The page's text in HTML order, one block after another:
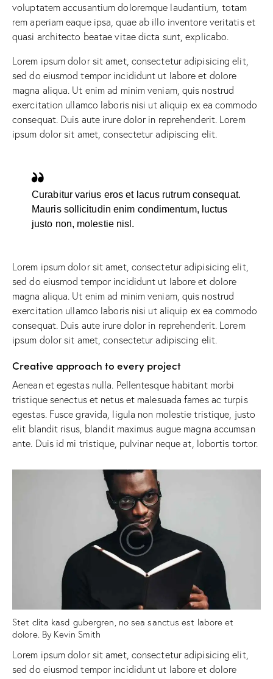
voluptatem accusantium doloremque laudantium, totam
rem aperiam eaque ipsa, quae ab illo inventore veritatis et
quasi architecto beatae vitae dicta sunt, explicabo.
Lorem ipsum dolor sit amet, consectetur adipisicing elit,
sed do eiusmod tempor incididunt ut labore et dolore
magna aliqua. Ut enim ad minim veniam, quis nostrud
exercitation ullamco laboris nisi ut aliquip ex ea commodo
consequat. Duis aute irure dolor in reprehenderit. Lorem
ipsum dolor sit amet, consectetur adipiscing elit.
Curabitur varius eros et lacus rutrum consequat.
Mauris sollicitudin enim condimentum, luctus
justo non, molestie nisl.
Lorem ipsum dolor sit amet, consectetur adipisicing elit,
sed do eiusmod tempor incididunt ut labore et dolore
magna aliqua. Ut enim ad minim veniam, quis nostrud
exercitation ullamco laboris nisi ut aliquip ex ea commodo
consequat. Duis aute irure dolor in reprehenderit. Lorem
ipsum dolor sit amet, consectetur adipiscing elit.
Creative approach to every project
Aenean et egestas nulla. Pellentesque habitant morbi
tristique senectus et netus et malesuada fames ac turpis
egestas. Fusce gravida, ligula non molestie tristique, justo
elit blandit risus, blandit maximus augue magna accumsan
ante. Duis id mi tristique, pulvinar neque at, lobortis tortor.
Stet clita kasd gubergren, no sea sanctus est labore et
dolore. By Kevin Smith
Lorem ipsum dolor sit amet, consectetur adipisicing elit,
sed do eiusmod tempor incididunt ut labore et dolore